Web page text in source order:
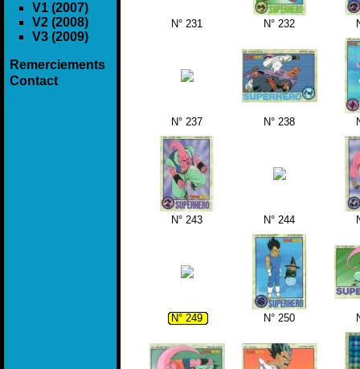
V1 (2007)
V2 (2008)
V3 (2009)
Remerciements
Contact
N° 231 N° 232
N° 237 N° 238
N° 243 N° 244
N° 249 N° 250